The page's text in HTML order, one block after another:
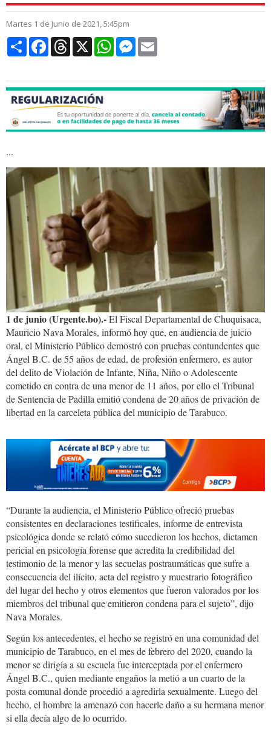
Martes 1 de Junio de 2021, 5:45pm
CompartirFacebookThreads
X WhatsAppMessenger
...
whatsapp_image_2019-
04-
08_at_7.00.04_pm_copia.jpg
1 de junio (Urgente.bo).-El Fiscal Departamental de Chuquisaca,
Mauricio Nava Morales, informó hoy que, en audiencia de juicio
oral, el Ministerio Público demostró con pruebas contundentes que
Ángel B.C. de 55 años de edad, de profesión enfermero, es autor
del delito de Violación de Infante, Niña, Niño o Adolescente
cometido en contra de una menor de 11 años, por ello el Tribunal
de Sentencia de Padilla emitió condena de 20 años de privación de
libertad en la carceleta pública del municipio de Tarabuco.
“Durante la audiencia, el Ministerio Público ofreció pruebas
consistentes en declaraciones testificales, informe de entrevista
psicológica donde se relató cómo sucedieron los hechos, dictamen
pericial en psicología forense que acredita la credibilidad del
testimonio de la menor y las secuelas postraumáticas que sufre a
consecuencia del ilícito, acta del registro y muestrario fotográfico
del lugar del hecho y otros elementos que fueron valorados por los
miembros del tribunal que emitieron condena para el sujeto”, dijo
Nava Morales.
Según los antecedentes, el hecho se registró en una comunidad del
municipio de Tarabuco, en el mes de febrero del 2020, cuando la
menor se dirigía a su escuela fue interceptada por el enfermero
Ángel B.C., quien mediante engaños la metió a un cuarto de la
posta comunal donde procedió a agredirla sexualmente. Luego del
hecho, el hombre la amenazó con hacerle daño a su hermana menor
si ella decía algo de lo ocurrido.